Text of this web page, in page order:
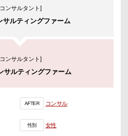
ンサルタント]
サルティングファーム
ンサルタント]
サルティングファーム
AFTER コンサル
性別 女性